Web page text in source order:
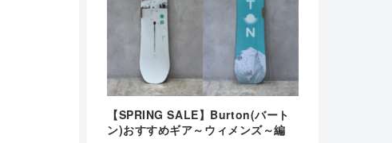
【SPRING SALE】Burton(バート
ン)おすすめギア～ウィメンズ～編